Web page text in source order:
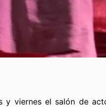
y viernes el salón de